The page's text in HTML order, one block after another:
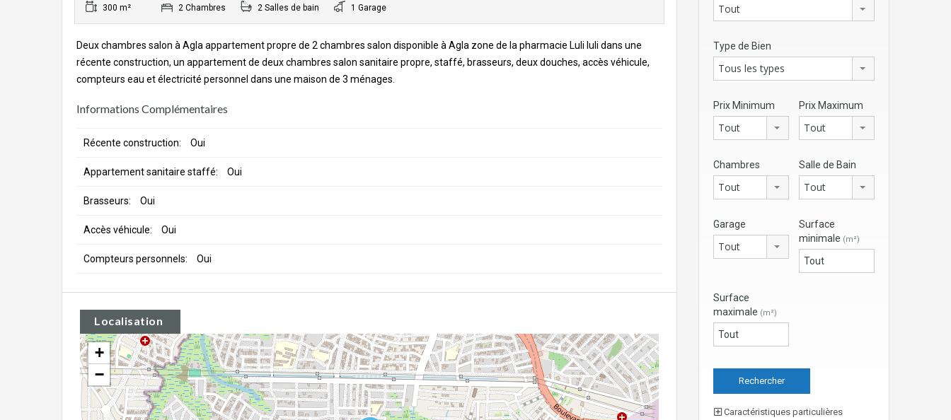
300 m² 2 Chambres 2 Salles de bain 1 Garage
Deux chambres salon à Agla appartement propre de 2 chambres salon disponible à Agla zone de la pharmacie Luli luli dans une
récente construction, un appartement de deux chambres salon sanitaire propre, staffé, brasseurs, deux douches, accès véhicule,
compteurs eau et électricité personnel dans une maison de 3 ménages.
Informations Complémentaires
Récente construction: Oui
Appartement sanitaire staffé: Oui
Brasseurs: Oui
Accès véhicule: Oui
Compteurs personnels: Oui
Localisation
+
−
Tout
Type de Bien
Tous les types
Prix Minimum
Tout
Prix Maximum
Tout
Chambres
Tout
Salle de Bain
Tout
Garage
Tout
Surface
minimale (m²)
Surface
maximale (m²)
Caractéristiques particulières